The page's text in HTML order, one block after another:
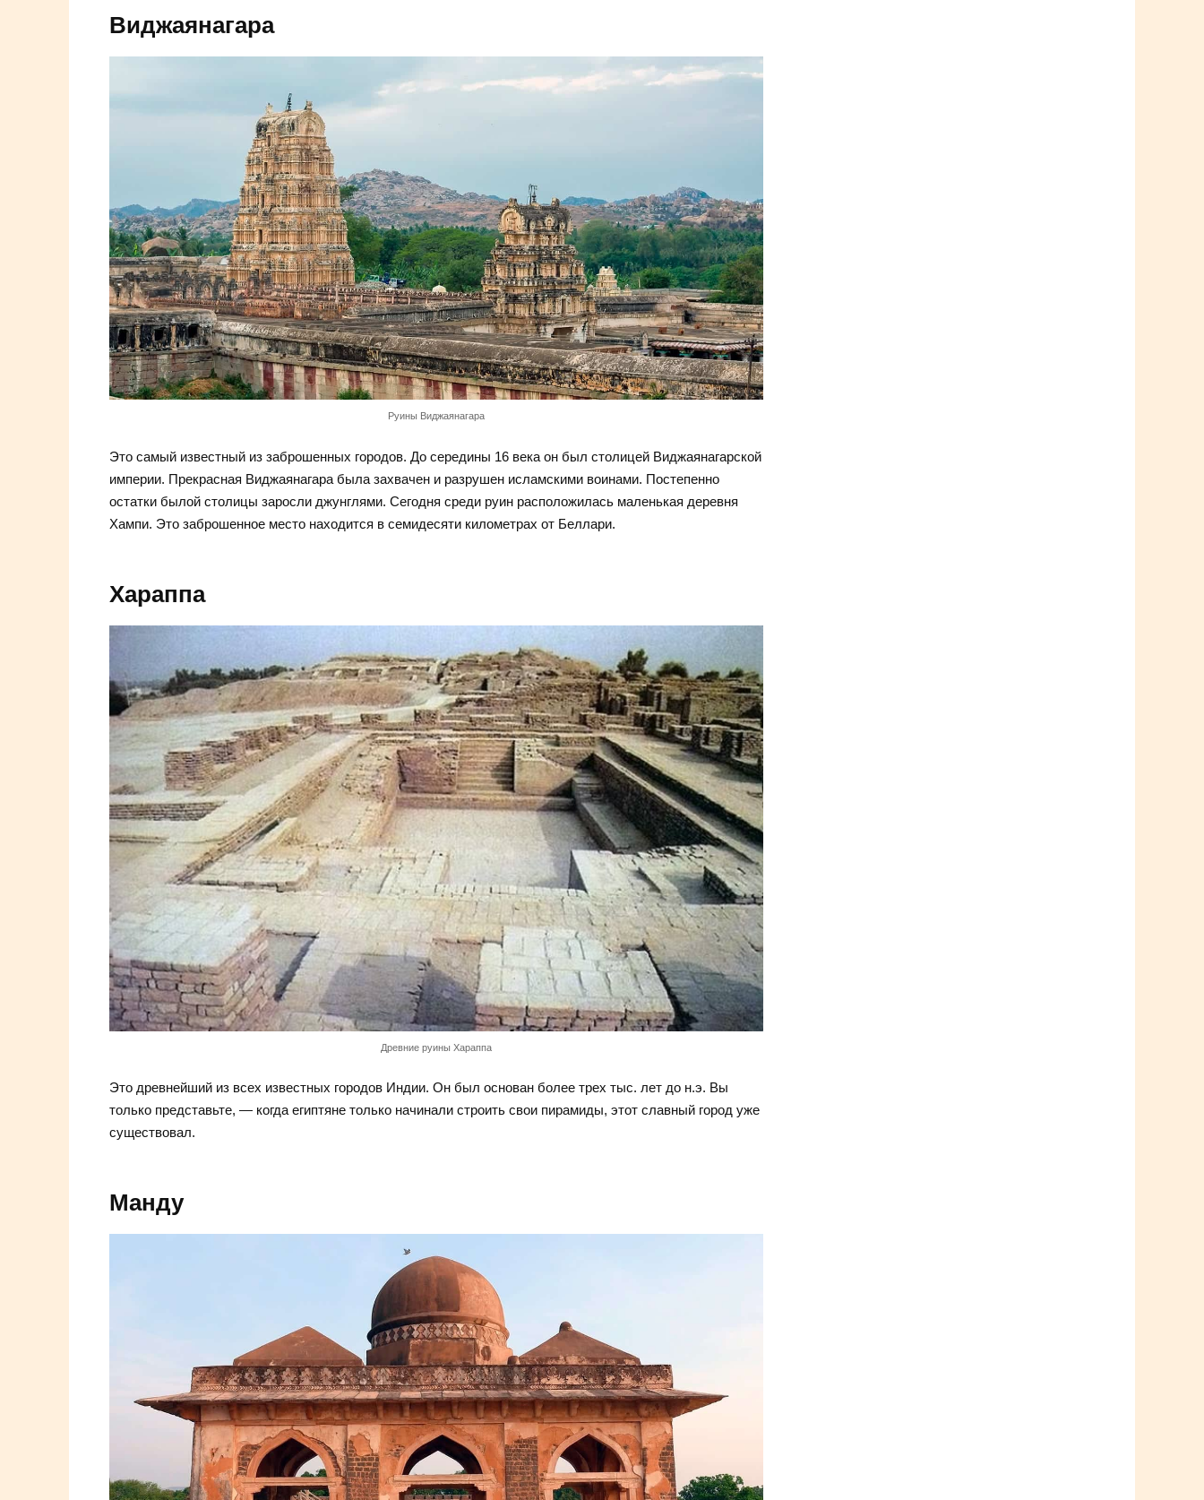
Виджаянагара
Руины Виджаянагара
Это самый известный из заброшенных городов. До середины 16 века он был столицей Виджаянагарской
империи. Прекрасная Виджаянагара была захвачен и разрушен исламскими воинами. Постепенно
остатки былой столицы заросли джунглями. Сегодня среди руин расположилась маленькая деревня
Хампи. Это заброшенное место находится в семидесяти километрах от Беллари.
Хараппа
Древние руины Хараппа
Это древнейший из всех известных городов Индии. Он был основан более трех тыс. лет до н.э. Вы
только представьте, — когда египтяне только начинали строить свои пирамиды, этот славный город уже
существовал.
Манду